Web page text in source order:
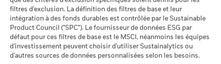
Pointage de qualité ESG
MSCI - centile par rapport aux
pairs
au 17/juil./2026
51,91
Fonds dans le groupe de
pairs
au 17/juil./2026
131
au 30/juin/2026
L'exposition de BlackRock aux secteurs d'activité, telle qu'elle
est indiquée ci-dessus, pour le charbon thermique et les
sables bitumineux, est calculée et déclarée pour les
entreprises qui tirent plus de 5 % de leurs revenus du
Voir tous les documents
filtres d'exclusion. La définition des filtres de base et leur
intégration à des fonds durables est contrôlée par le Sustainable
Product Council ("SPC"). Le fournisseur de données ESG par
défaut pour ces filtres de base est le MSCI, néanmoins les équipes
d'investissement peuvent choisir d'utiliser Sustainalytics ou
d'autres sources de données personnalisées selon les besoins.